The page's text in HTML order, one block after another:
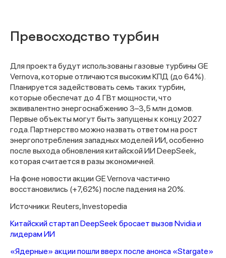
Превосходство турбин
Для проекта будут использованы газовые турбины GE
Vernova, которые отличаются высоким КПД (до 64%).
Планируется задействовать семь таких турбин,
которые обеспечат до 4 ГВт мощности, что
эквивалентно энергоснабжению 3–3,5 млн домов.
Первые объекты могут быть запущены к концу 2027
года. Партнерство можно назвать ответом на рост
энергопотребления западных моделей ИИ, особенно
после выхода обновления китайской ИИ DeepSeek,
которая считается в разы экономичней.
На фоне новости акции GE Vernova частично
восстановились (+7,62%) после падения на 20%.
Источники: Reuters, Investopedia
Китайский стартап DeepSeek бросает вызов Nvidia и
лидерам ИИ
«Ядерные» акции пошли вверх после анонса «Stargate»